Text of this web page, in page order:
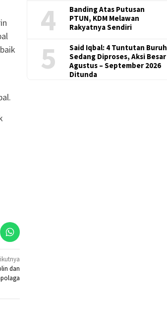
dan
4
Banding Atas Putusan
PTUN, KDM Melawan
Rakyatnya Sendiri
5
Said Iqbal: 4 Tuntutan Buruh
Sedang Diproses, Aksi Besar
Agustus – September 2026
Ditunda